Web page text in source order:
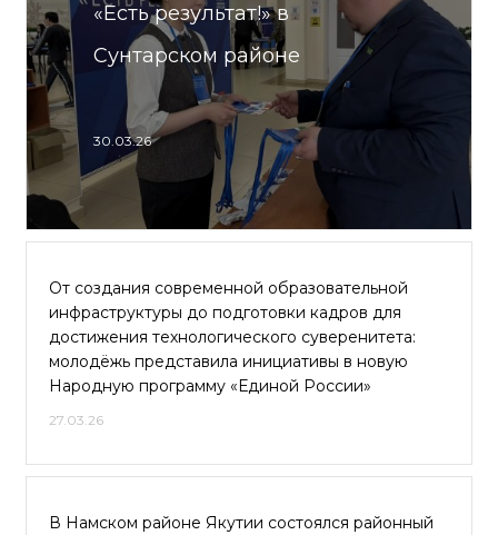
«Есть результат!» в
Сунтарском районе
30.03.26
От создания современной образовательной
инфраструктуры до подготовки кадров для
достижения технологического суверенитета:
молодёжь представила инициативы в новую
Народную программу «Единой России»
27.03.26
В Намском районе Якутии состоялся районный